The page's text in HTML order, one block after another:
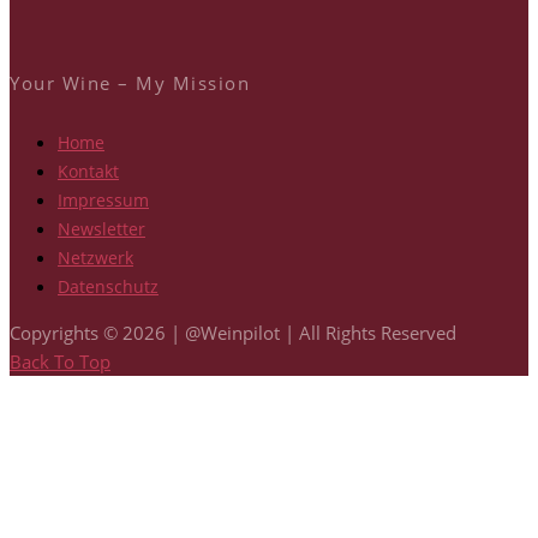
Your Wine – My Mission
Home
Kontakt
Impressum
Newsletter
Netzwerk
Datenschutz
Copyrights © 2026 | @Weinpilot | All Rights Reserved
Back To Top